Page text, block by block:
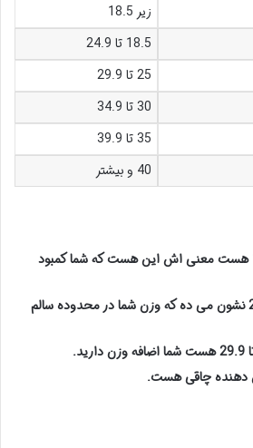
زیر 18.5
18.5 تا 24.9
25 تا 29.9
30 تا 34.9
35 تا 39.9
40 و بیشتر
اگر BMI شما زیر 18.5 هست معنی اش این هست که شما کمبود
BMI بین 18.5 تا 24.9 نشون می ده که وزن شما در محدوده سالم